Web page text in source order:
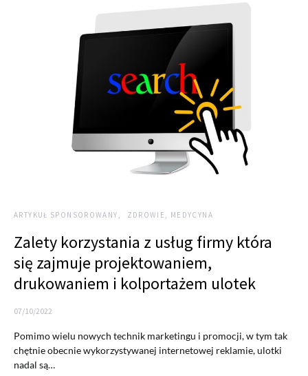
ARTYKUŁ SPONSOROWANY ZDROWIE, MEDYCYNA
Zalety korzystania z usług firmy która
się zajmuje projektowaniem,
drukowaniem i kolportażem ulotek
07/10/2022
Pomimo wielu nowych technik marketingu i promocji, w tym tak
chętnie obecnie wykorzystywanej internetowej reklamie, ulotki
nadal są…